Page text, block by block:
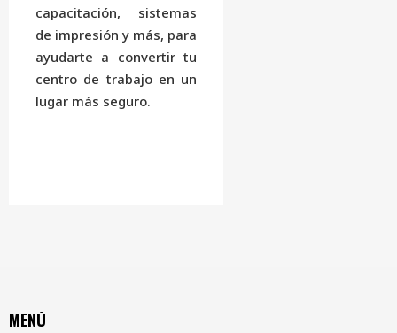
capacitación, sistemas
de impresión y más, para
ayudarte a convertir tu
centro de trabajo en un
lugar más seguro.
MENÚ